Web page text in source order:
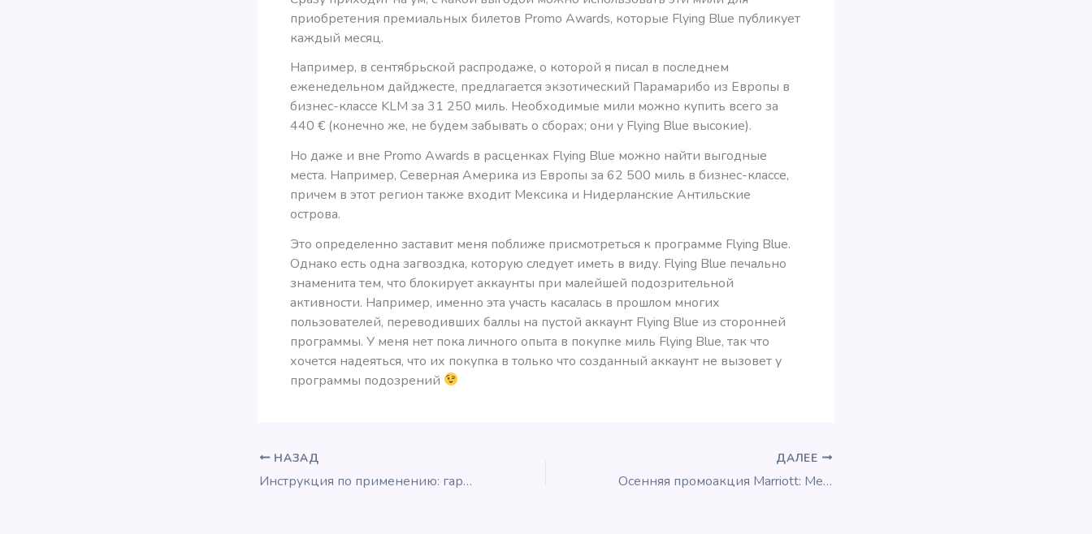
приобретения премиальных билетов Promo Awards, которые Flying Blue публикует
каждый месяц.
Например, в сентябрьской распродаже, о которой я писал в последнем
еженедельном дайджесте, предлагается экзотический Парамарибо из Европы в
бизнес-классе KLM за 31 250 миль. Необходимые мили можно купить всего за
440 € (конечно же, не будем забывать о сборах; они у Flying Blue высокие).
Но даже и вне Promo Awards в расценках Flying Blue можно найти выгодные
места. Например, Северная Америка из Европы за 62 500 миль в бизнес-классе,
причем в этот регион также входит Мексика и Нидерланские Антильские
острова.
Это определенно заставит меня поближе присмотреться к программе Flying Blue.
Однако есть одна загвоздка, которую следует иметь в виду. Flying Blue печально
знаменита тем, что блокирует аккаунты при малейшей подозрительной
активности. Например, именно эта участь касалась в прошлом многих
пользователей, переводивших баллы на пустой аккаунт Flying Blue из сторонней
программы. У меня нет пока личного опыта в покупке миль Flying Blue, так что
хочется надеяться, что их покупка в только что созданный аккаунт не вызовет у
программы подозрений
НАЗАД
Инструкция по применению: гарантия лучшей цены, Starwood
ДАЛЕЕ
Осенняя промоакция Marriott: MegaBonus